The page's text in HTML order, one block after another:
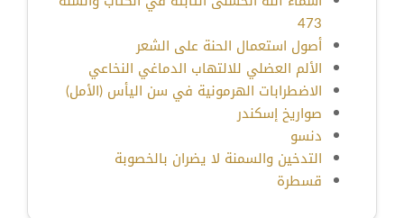
473
أصول استعمال الحنة على الشعر
الألم العضلي للالتهاب الدماغي النخاعي
الاضطرابات الهرمونية في سن اليأس (الأمل)
صواريخ إسكندر
دنسو
التدخين والسمنة لا يضران بالخصوبة
قسطرة